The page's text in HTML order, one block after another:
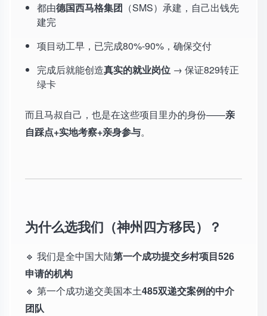
都由德国西马格集团 （SMS）承建，自己出钱先
建完
项目动工早，已完成80%-90%，确保交付
完成后就能创造真实的就业岗位 → 保证829转正
绿卡
而且马叔自己，也是在这些项目里办的身份——亲
自踩点+实地考察+亲身参与。
为什么选我们（神州四方移民）？
🔹 我们是全中国大陆第一个成功提交乡村项目526
申请的机构
🔹 第一个成功递交美国本土485双递交案例的中介
团队